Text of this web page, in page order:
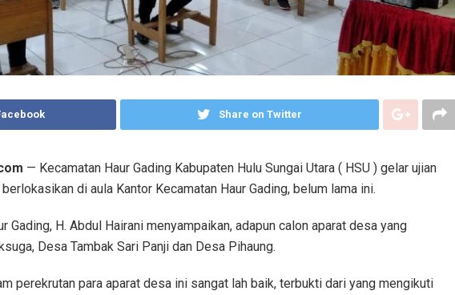
Share on Twitter
— Kecamatan Haur Gading Kabupaten Hulu Sungai Utara ( HSU ) gelar ujian
di aula Kantor Kecamatan Haur Gading, belum lama ini.
Gading, H. Abdul Hairani menyampaikan, adapun calon aparat desa yang
Desa Tambak Sari Panji dan Desa Pihaung.
perekrutan para aparat desa ini sangat lah baik, terbukti dari yang mengikuti